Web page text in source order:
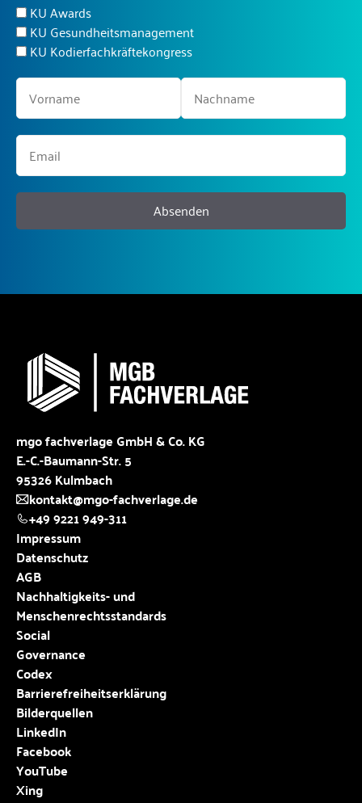
KU Awards
KU Gesundheitsmanagement
KU Kodierfachkräftekongress
Absenden
mgo fachverlage GmbH & Co. KG
E.-C.-Baumann-Str. 5
95326 Kulmbach
kontakt@mgo-fachverlage.de
+49 9221 949-311
Impressum
Datenschutz
AGB
Nachhaltigkeits- und
Menschenrechtsstandards
Social
Governance
Codex
Barrierefreiheitserklärung
Bilderquellen
LinkedIn
Facebook
YouTube
Xing